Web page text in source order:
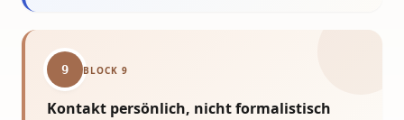
9 BLOCK 9
Kontakt persönlich, nicht formalistisch